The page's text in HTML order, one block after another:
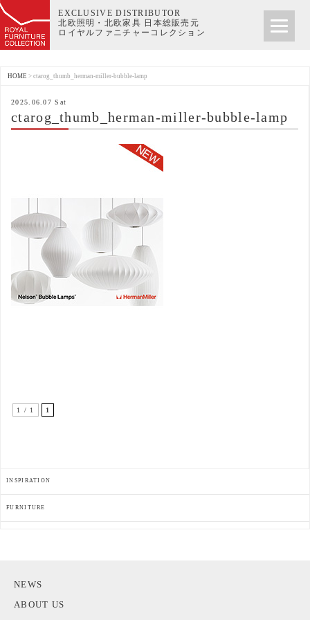
EXCLUSIVE DISTRIBUTOR
北欧照明・北欧家具 日本総販売元
ロイヤルファニチャーコレクション
HOME > ctarog_thumb_herman-miller-bubble-lamp
2025.06.07 Sat
ctarog_thumb_herman-miller-bubble-lamp
1 / 1 1
INSPIRATION
FURNITURE
NEWS
ABOUT US